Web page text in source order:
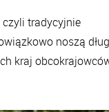
czyli tradycyjnie
noszą
kraj